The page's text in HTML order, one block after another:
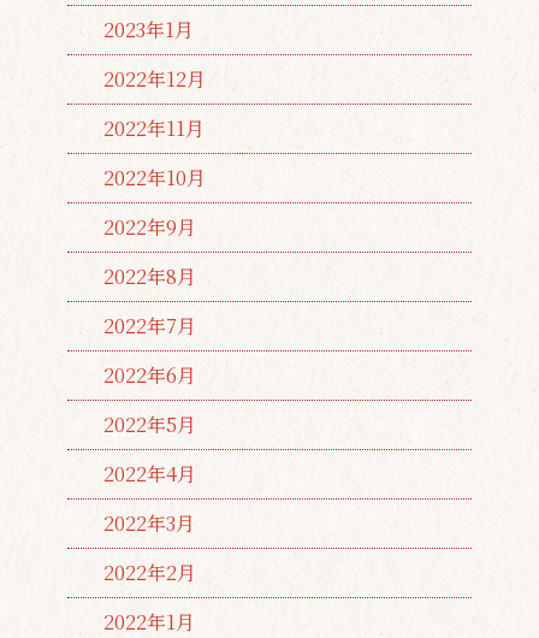
2023年1月
2022年12月
2022年11月
2022年10月
2022年9月
2022年8月
2022年7月
2022年6月
2022年5月
2022年4月
2022年3月
2022年2月
2022年1月